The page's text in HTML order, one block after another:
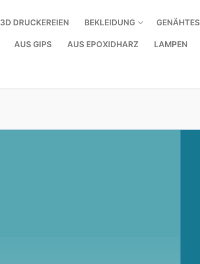
3D DRUCKEREIEN BEKLEIDUNG GENÄHTES
AUS GIPS AUS EPOXIDHARZ LAMPEN